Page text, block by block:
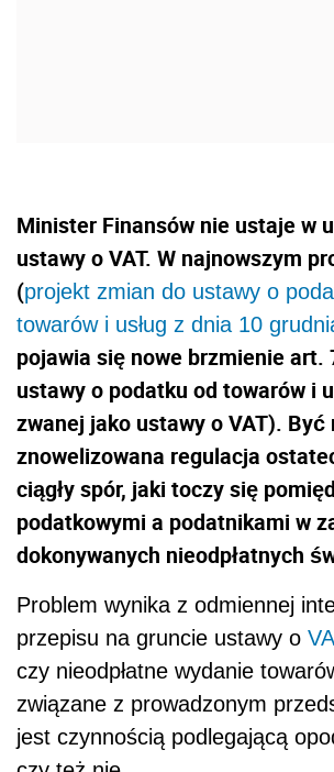
Minister Finansów nie ustaje w
ustawy o VAT. W najnowszym
(projekt zmian do ustawy o
towarów i usług z dnia 10
pojawia się nowe brzmienie art.
ustawy o podatku od towarów i
zwanej jako ustawy o VAT). Być
znowelizowana regulacja
ciągły spór, jaki toczy się
podatkowymi a podatnikami w
dokonywanych nieodpłatnych
Problem wynika z odmiennej
przepisu na gruncie ustawy o
czy nieodpłatne wydanie
związane z prowadzonym
jest czynnością podlegającą